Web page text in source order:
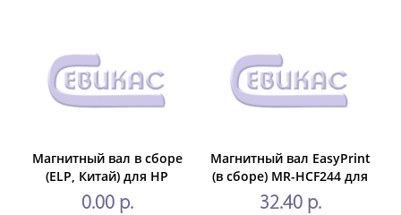
Магнитный вал в сборе
(ELP, Китай) для HP
LJM104/M102a/M130/M132a/M106
0.00 р.
Магнитный вал EasyPrint
(в сборе) MR-HCF244 для
HP LJM15/M28 CF244A
32.40 р.